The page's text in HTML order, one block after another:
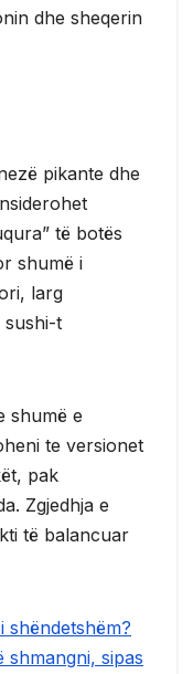
dhe sheqerin
pikante dhe
të botës
shumë i
larg
sushi-t
shumë e
te versionet
pak
Zgjedhja e
të balancuar
shëndetshëm?
sipas